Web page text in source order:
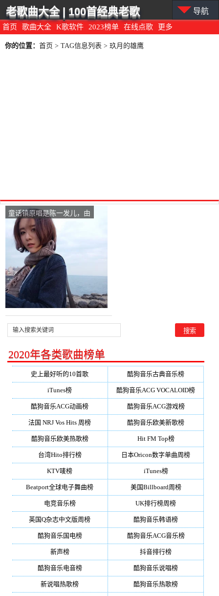
首页 歌曲大全 K歌软件 2023榜单 在线点歌 更多
老歌曲大全 | 100首经典老歌 导航
你的位置： 首页 > TAG信息列表 > 玖月的雄鹰
童话镇原唱是陈一发儿，由
玖月的雄鹰翻唱(播放:20)
2020年各类歌曲榜单
史上最好听的10首歌 酷狗音乐古典音乐榜
iTunes榜 酷狗音乐ACG VOCALOID榜
酷狗音乐ACG动画榜 酷狗音乐ACG游戏榜
法国 NRJ Vos Hits 周榜 酷狗音乐欧美新歌榜
酷狗音乐欧美热歌榜 Hit FM Top榜
台湾Hito排行榜 日本Oricon数字单曲周榜
KTV唛榜 iTunes榜
Beatport全球电子舞曲榜 美国Billboard周榜
电竞音乐榜 UK排行榜周榜
英国Q杂志中文版周榜 酷狗音乐韩语榜
酷狗音乐国电榜 酷狗音乐ACG音乐榜
新声榜 抖音排行榜
酷狗音乐电音榜 酷狗音乐说唱榜
新说唱热歌榜 酷狗音乐热歌榜